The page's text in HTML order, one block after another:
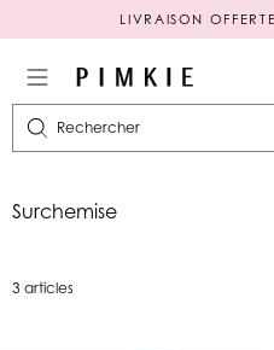
Rechercher
Surchemise
3 articles